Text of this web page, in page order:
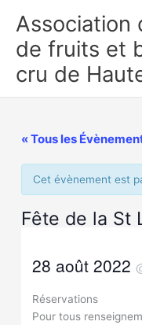
contenu
Association
de fruits et
cru de
« Tous les
Cet évènement est
Fête de la St
28 août 2022
Réservations
Pour tous